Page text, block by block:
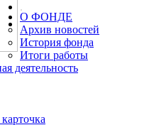
.
О ФОНДЕ
Архив новостей
История фонда
Итоги работы
деятельность